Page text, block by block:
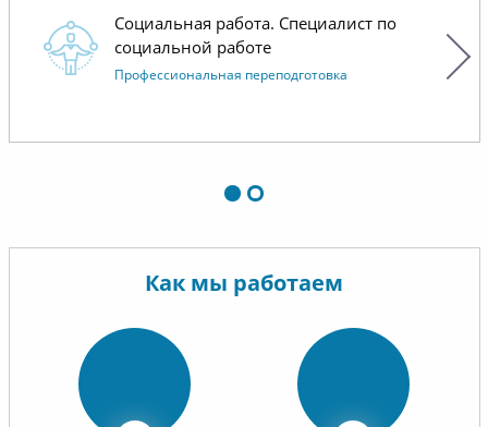
решении возникающих
вопросов, помощи в обучении и
высоком качестве учебных
Социальная работа. Специалист по
социальной работе
Профессиональная переподготовка
Как мы работаем